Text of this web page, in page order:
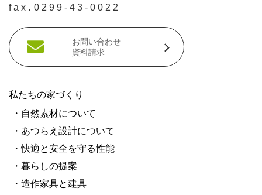
fax. 0299-43-0022
お問い合わせ
資料請求
私たちの家づくり
・自然素材について
・あつらえ設計について
・快適と安全を守る性能
・暮らしの提案
・造作家具と建具